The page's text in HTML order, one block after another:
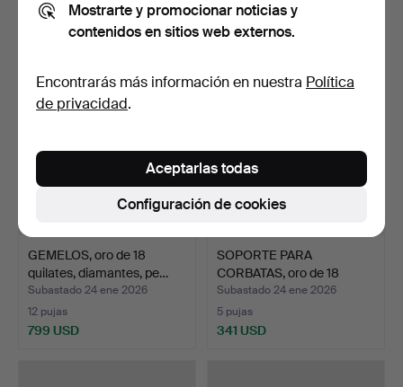
3 pujas
2.321 USD
7 pujas
466 USD
GEMELOS, oro de 18
quilates, diamantes, pe…
Subastado 24 ene 2026
12 pujas
799 USD
SOPORTE PARA
CORBATAS, oro de 18
quilates,…
Subastado 24 ene 2026
5 pujas
341 USD
Mostrarte y promocionar noticias y
contenidos en sitios web externos.
Encontrarás más información en nuestra Política
de privacidad.
Configuración de cookies
Aceptarlas todas